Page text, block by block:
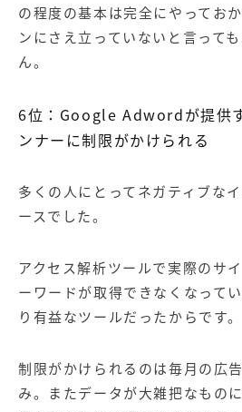
の程度の基本は完全にやってお
ンにさえ立っていないと言って
ん。
6位： Google Adwordが提供
ンナーに制限がかけられる
多くの人にとってネガティブな
ースでした。
アクセス解析ツールで実際のサ
ーワードが取得できなくなってい
り有益なツールだったからです。
制限がかけられるのは毎月の広
み。またデータが大雑把なもの